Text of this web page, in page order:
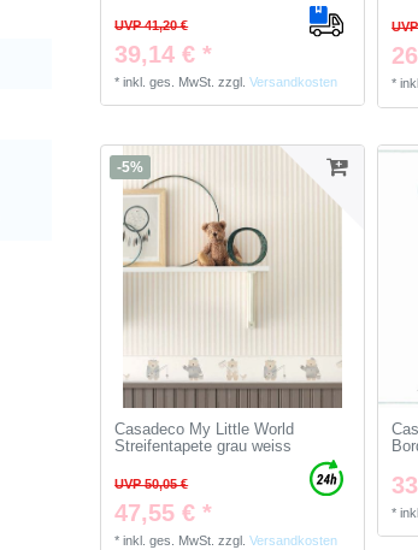
UVP 41,20 €
39,14 € *
*inkl. ges. MwSt. zzgl.Versandkosten *
-5%
Casadeco My Little World
Streifentapete grau weiss
UVP 50,05 €
47,55 € *
*inkl. ges. MwSt. zzgl.Versandkosten
*